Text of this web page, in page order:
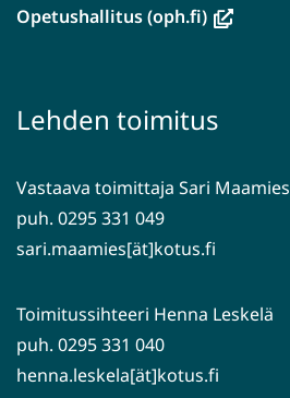
Opetushallitus (oph.fi)(avautuu
toiseen
Lehden toimitus
Vastaava toimittaja Sari Maamies
puh. 0295 331 049
sari.maamies[ät]kotus.fi
Toimitussihteeri Henna Leskelä
puh. 0295 331 040
henna.leskela[ät]kotus.fi